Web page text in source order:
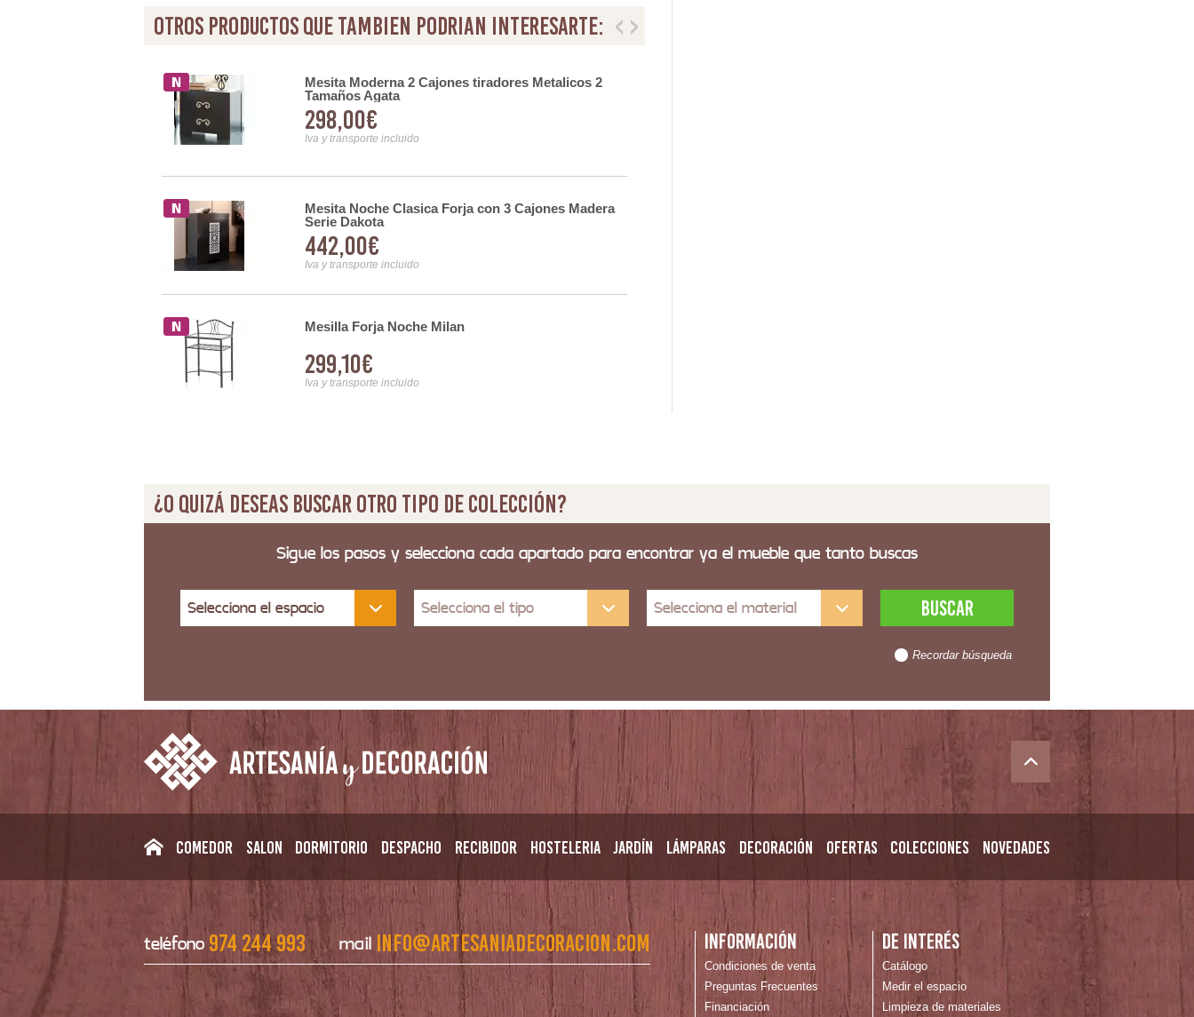
otros productos que tambien podrian interesarte:
Mesita Moderna 2 Cajones tiradores Metalicos 2
Tamaños Agata
298,00€
Iva y transporte incluido
Mesita Noche Clasica Forja con 3 Cajones Madera
Serie Dakota
442,00€
Iva y transporte incluido
Mesilla Forja Noche Milan
299,10€
Iva y transporte incluido
¿O quizá deseas buscar otro tipo de colección?
Sigue los pasos y selecciona cada apartado para encontrar ya el mueble que tanto buscas
Selecciona el espacio Selecciona el tipo Selecciona el material
Recordar búsqueda
Comedor Salon Dormitorio Despacho Recibidor Hosteleria Jardín Lámparas Decoración Ofertas Colecciones Novedades
teléfono974 244 993 mail info@artesaniadecoracion.com Información
Condiciones de venta
Preguntas Frecuentes
Financiación
De interés
Catálogo
Medir el espacio
Limpieza de materiales